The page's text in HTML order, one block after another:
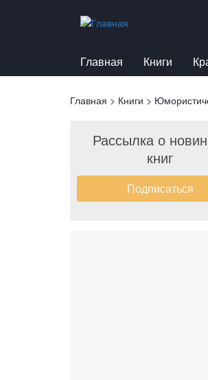
Главная Книги
Вы
Главная > Книги >
Рассылка о
книг
Подписаться